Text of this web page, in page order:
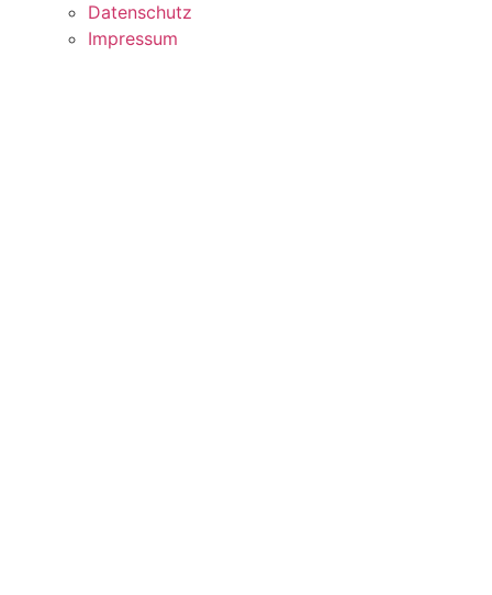
Datenschutz
Impressum